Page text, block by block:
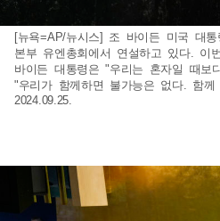
[뉴욕=AP/뉴시스] 조 바이든 미국 대
본부 유엔총회에서 연설하고 있다. 이
바이든 대통령은 "우리는 혼자일 때보
"우리가 함께하면 불가능은 없다. 함께
2024.09.25.